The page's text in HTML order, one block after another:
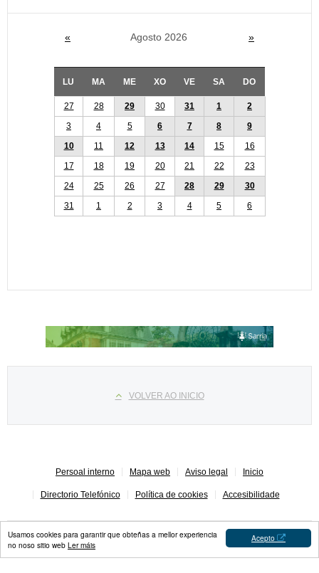
Acepto
Usamos cookies para garantir que obteñas a mellor experiencia
no noso sitio web Ler máis
« Agosto 2026 »
LU MA ME XO VE SA DO
27 28 29 30 31 1
2
3
4 5 6 7 8
9
10
11 12 13 14 15
16
17
18 19 20 21 22
23
24
25 26 27 28 29
30
31
1 2 3 4 5 6
VOLVER AO INICIO
Persoal interno Mapa web Aviso legal Inicio
Directorio Telefónico Política de cookies Accesibilidade